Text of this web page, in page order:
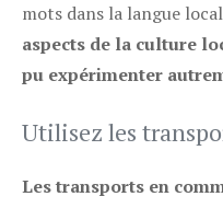
mots dans la langue
aspects de la culture
pu expérimenter
Utilisez les
Les transports en